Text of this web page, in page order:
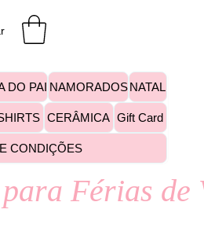
DO PAI NAMORADOSNATAL
CERÂMICA Gift Card
CONDIÇÕES